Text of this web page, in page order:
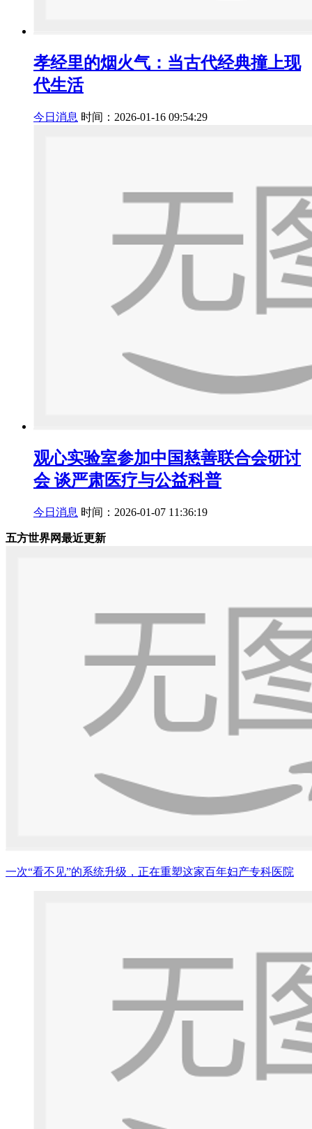
孝经里的烟火气：当古代经典撞上现
代生活
今日消息 时间：2026-01-16 09:54:29
观心实验室参加中国慈善联合会研讨
会 谈严肃医疗与公益科普
今日消息 时间：2026-01-07 11:36:19
五方世界网最近更新
一次“看不见”的系统升级，正在重塑这家百年妇产专科医院